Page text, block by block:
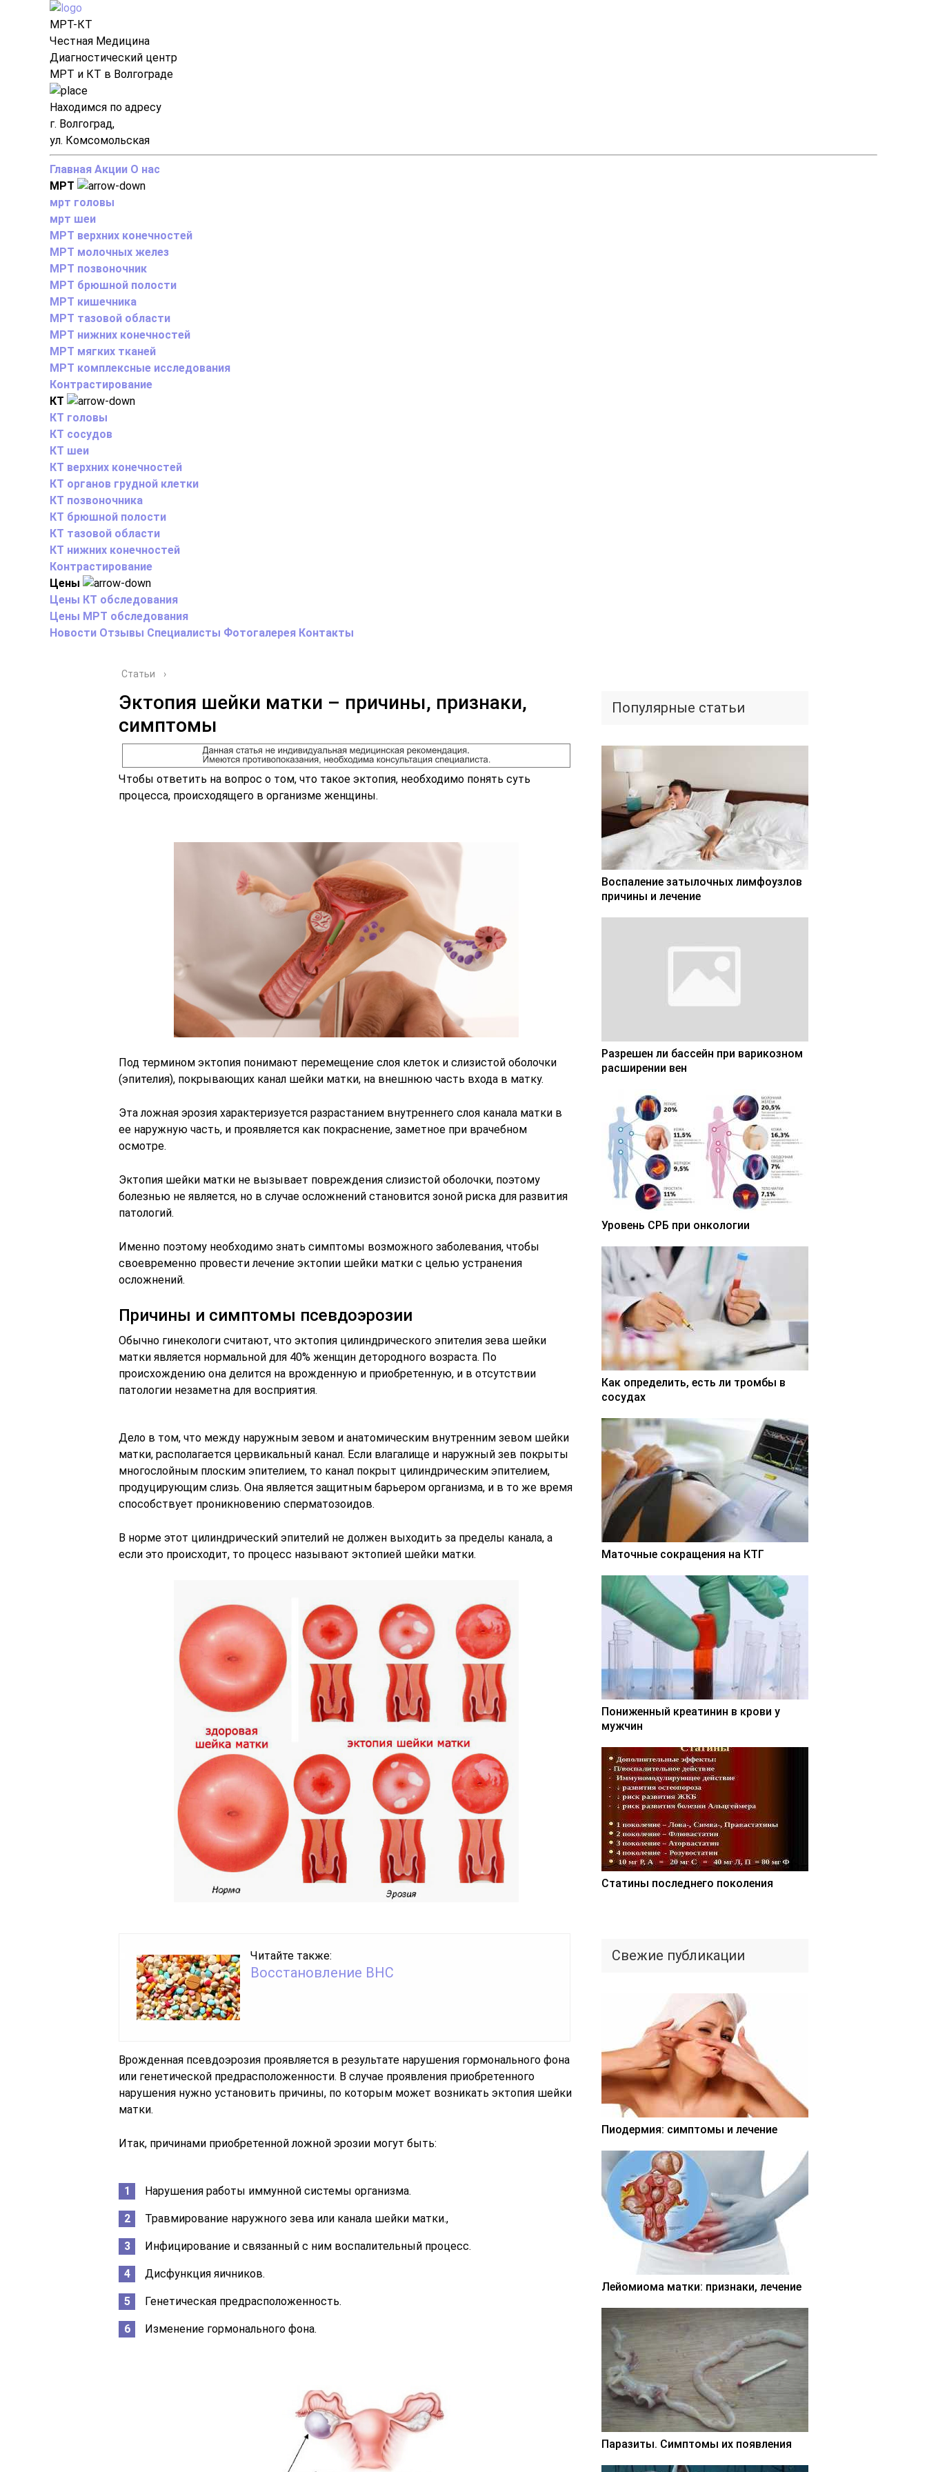
МРТ-КТ
Честная Медицина
Диагностический центр
МРТ и КТ в Волгограде
Находимся по адресу
г. Волгоград,
ул. Комсомольская
Главная Акции О нас
МРТ
мрт головы
мрт шеи
МРТ верхних конечностей
МРТ молочных желез
МРТ позвоночник
МРТ брюшной полости
МРТ кишечника
МРТ тазовой области
МРТ нижних конечностей
МРТ мягких тканей
МРТ комплексные исследования
Контрастирование
КТ
КТ головы
КТ сосудов
КТ шеи
КТ верхних конечностей
КТ органов грудной клетки
КТ позвоночника
КТ брюшной полости
КТ тазовой области
КТ нижних конечностей
Контрастирование
Цены
Цены КТ обследования
Цены МРТ обследования
Новости Отзывы Специалисты Фотогалерея Контакты
Статьи ›
Эктопия шейки матки – причины, признаки,
симптомы
Чтобы ответить на вопрос о том, что такое эктопия, необходимо понять суть
процесса, происходящего в организме женщины.
Под термином эктопия понимают перемещение слоя клеток и слизистой оболочки
(эпителия), покрывающих канал шейки матки, на внешнюю часть входа в матку.
Эта ложная эрозия характеризуется разрастанием внутреннего слоя канала матки в
ее наружную часть, и проявляется как покраснение, заметное при врачебном
осмотре.
Эктопия шейки матки не вызывает повреждения слизистой оболочки, поэтому
болезнью не является, но в случае осложнений становится зоной риска для развития
патологий.
Именно поэтому необходимо знать симптомы возможного заболевания, чтобы
своевременно провести лечение эктопии шейки матки с целью устранения
осложнений.
Причины и симптомы псевдоэрозии
Обычно гинекологи считают, что эктопия цилиндрического эпителия зева шейки
матки является нормальной для 40% женщин детородного возраста. По
происхождению она делится на врожденную и приобретенную, и в отсутствии
патологии незаметна для восприятия.
Дело в том, что между наружным зевом и анатомическим внутренним зевом шейки
матки, располагается цервикальный канал. Если влагалище и наружный зев покрыты
многослойным плоским эпителием, то канал покрыт цилиндрическим эпителием,
продуцирующим слизь. Она является защитным барьером организма, и в то же время
способствует проникновению сперматозоидов.
В норме этот цилиндрический эпителий не должен выходить за пределы канала, а
если это происходит, то процесс называют эктопией шейки матки.
Читайте также:
Восстановление ВНС
Врожденная псевдоэрозия проявляется в результате нарушения гормонального фона
или генетической предрасположенности. В случае проявления приобретенного
нарушения нужно установить причины, по которым может возникать эктопия шейки
матки.
Итак, причинами приобретенной ложной эрозии могут быть:
Нарушения работы иммунной системы организма.
Травмирование наружного зева или канала шейки матки.,
Инфицирование и связанный с ним воспалительный процесс.
Дисфункция яичников.
Генетическая предрасположенность.
Изменение гормонального фона.
Популярные статьи
Воспаление затылочных лимфоузлов
причины и лечение
Разрешен ли бассейн при варикозном
расширении вен
Уровень СРБ при онкологии
Как определить, есть ли тромбы в
сосудах
Маточные сокращения на КТГ
Пониженный креатинин в крови у
мужчин
Статины последнего поколения
Свежие публикации
Пиодермия: симптомы и лечение
Лейомиома матки: признаки, лечение
Паразиты. Симптомы их появления